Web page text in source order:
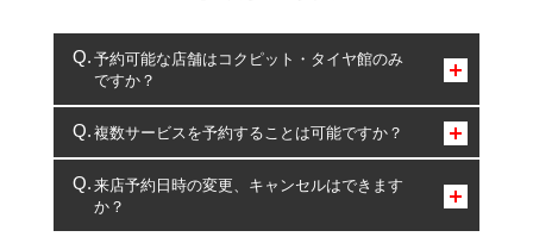
予約可能な店舗はコクピット・タイヤ館のみ
ですか？
コクピット・タイヤ館のみとなります。
複数サービスを予約することは可能ですか？
複数サービスのご予約は可能です。
一部の商品・サービスの組み合わせに限り、同時にご予約が
出来ないものもございます。
来店予約日時の変更、キャンセルはできます
か？